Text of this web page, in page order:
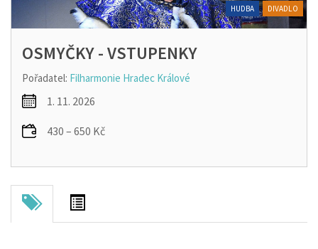
OSMYČKY - VSTUPENKY
Pořadatel: Filharmonie Hradec Králové
1. 11. 2026
430 – 650 Kč
HUDBA DIVADLO